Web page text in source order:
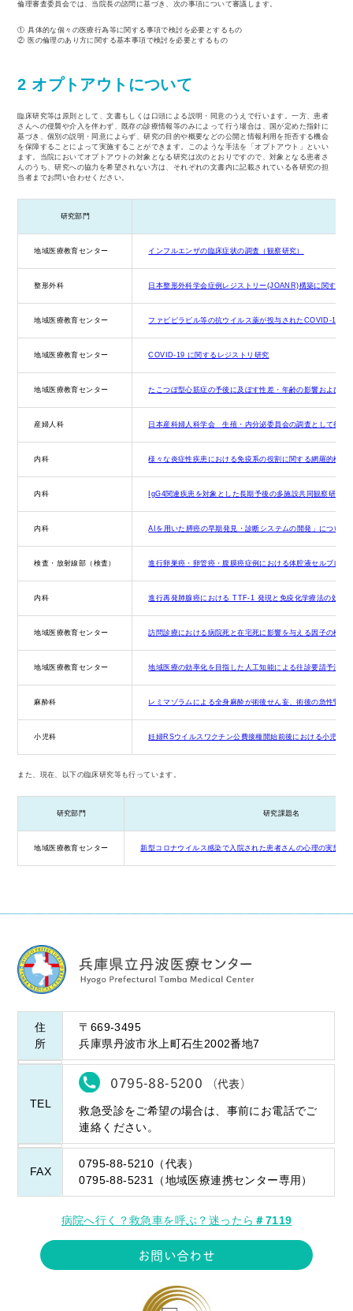
倫理審査委員会では、当院⻑の諮問に基づき、次の事項について審議します。
① 具体的な個々の医療⾏為等に関する事項で検討を必要とするもの
② 医の倫理のあり⽅に関する基本事項で検討を必要とするもの
2 オプトアウトについて
臨床研究等は原則として、⽂書もしくは⼝頭による説明・同意のうえで⾏います。⼀⽅、患者
さんへの侵襲や介⼊を伴わず、既存の診療情報等のみによって⾏う場合は、国が定めた指針に
基づき、個別の説明・同意によらず、研究の⽬的や概要などの公開と情報利⽤を拒否する機会
を保障することによって実施することができます。このような⼿法を「オプトアウト」といい
ます。当院においてオプトアウトの対象となる研究は次のとおりですので、対象となる患者さ
んのうち、研究への協⼒を希望されない⽅は、それぞれの⽂書内に記載されている各研究の担
当者までお問い合わせください。
研究部⾨
地域医療教育センター インフルエンザの臨床症状の調査（観察研究）
整形外科 ⽇本整形外科学会症例レジストリー(JOANR)構築に関する研
地域医療教育センター ファビピラビル等の抗ウイルス薬が投与されたCOVID-19患
地域医療教育センター COVID-19 に関するレジストリ研究
地域医療教育センター たこつぼ型心筋症の予後に及ぼす性差・年齢の影響および再
産婦人科 日本産科婦人科学会 生殖・内分泌委員会の調査として行わ
内科 様々な炎症性疾患における免疫系の役割に関する網羅的検討
内科 IgG4関連疾患を対象とした長期予後の多施設共同観察研究
内科 AIを用いた膵癌の早期発見・診断システムの開発」について
検査・放射線部（検査） 進行卵巣癌・卵管癌・腹膜癌症例における体腔液セルブロッ
内科 進行再発肺腺癌における TTF-1 発現と免疫化学療法の効果
地域医療教育センター 訪問診療における病院死と在宅死に影響を与える因子の検討
地域医療教育センター 地域医療の効率化を目指した人工知能による往診要請予測モ
麻酔科 レミマゾラムによる全身麻酔が術後せん妄、術後の急性腎
小児科 妊婦RSウイルスワクチン公費接種開始前後における小児RS
また、現在、以下の臨床研究等も⾏っています。
研究部⾨ 研究課題名
地域医療教育センター 新型コロナウイルス感染で⼊院された患者さんの⼼理の実態に
住
所
〒669-3495
兵庫県丹波市氷上町石生2002番地7
TEL
0795-88-5200 （代表）
救急受診をご希望の場合は、事前にお電話でご
連絡ください。
FAX
0795-88-5210（代表）
0795-88-5231（地域医療連携センター専用）
病院へ行く？救急車を呼ぶ？迷ったら ＃7119
お問い合わせ